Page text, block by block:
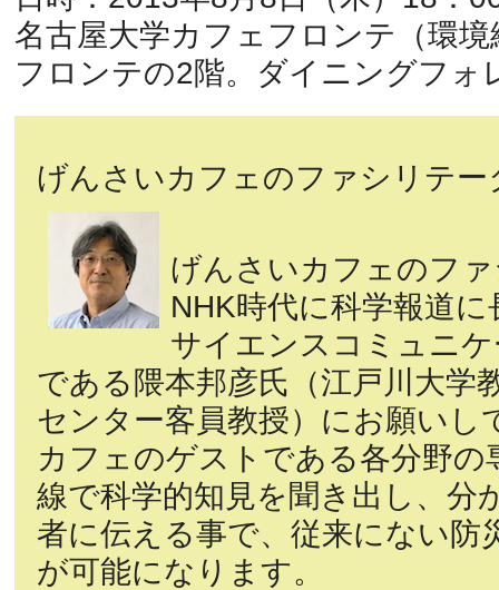
名古屋大学カフェフロンテ（環
フロンテの2階。ダイニングフォ
げんさいカフェのファシリテー
げんさいカフェのフ
NHK時代に科学報道
サイエンスコミュニ
である隈本邦彦氏（江戸川大学
センター客員教授）にお願いし
カフェのゲストである各分野の
線で科学的知見を聞き出し、分
者に伝える事で、従来にない防
が可能になります。